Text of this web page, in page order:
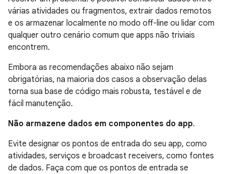
várias atividades ou fragmentos, extrair dados remotos
e os armazenar localmente no modo off-line ou lidar com
qualquer outro cenário comum que apps não triviais
encontrem.
Embora as recomendações abaixo não sejam
obrigatórias, na maioria dos casos a observação delas
torna sua base de código mais robusta, testável e de
fácil manutenção.
Não armazene dados em componentes do app.
Evite designar os pontos de entrada do seu app, como
atividades, serviços e broadcast receivers, como fontes
de dados. Faça com que os pontos de entrada se